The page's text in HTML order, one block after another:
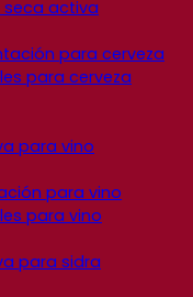
seca activa
para cerveza
para cerveza
para vino
para vino
para vino
para sidra